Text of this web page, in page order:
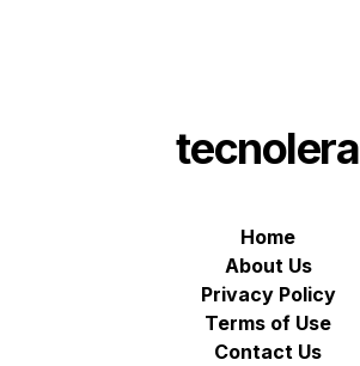
tecnolera
Home
About Us
Privacy Policy
Terms of Use
Contact Us